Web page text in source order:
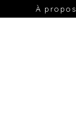
À propos